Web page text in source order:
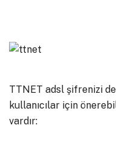
TTNET adsl şifrenizi
kullanıcılar için
vardır: